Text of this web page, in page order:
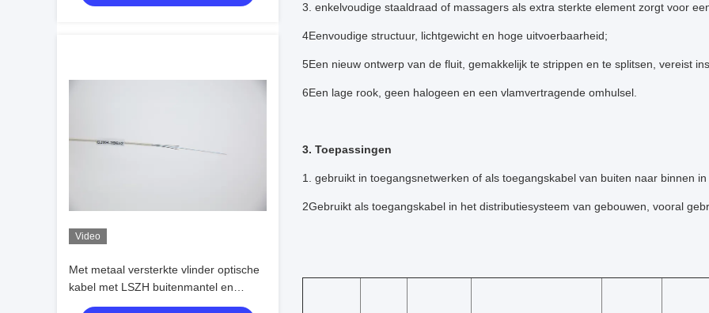
Video
Met metaal versterkte vlinder optische
kabel met LSZH buitenmantel en
buigbestendige vezel voor FTTX-
3. enkelvoudige staaldraad of massagers als extra sterkte element zorgt voor
4Eenvoudige structuur, lichtgewicht en hoge uitvoerbaarheid;
5Een nieuw ontwerp van de fluit, gemakkelijk te strippen en te splitsen, vereist
6Een lage rook, geen halogeen en een vlamvertragende omhulsel.
3. Toepassingen
1. gebruikt in toegangsnetwerken of als toegangskabel van buiten naar binnen
2Gebruikt als toegangskabel in het distributiesysteem van gebouwen, vooral